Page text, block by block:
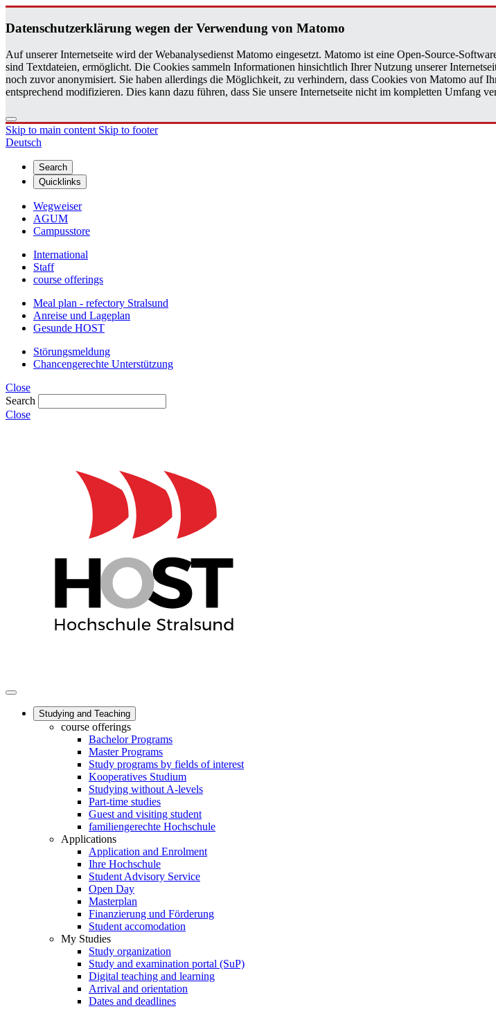
Daten­schutzerklärung wegen der Ver­wen­dung von Matomo
Auf unserer Internetseite wird der Webanalysedienst Matomo eingesetzt. Matomo ist eine Open-Source-
sind Textdateien, ermöglicht. Die Cookies sammeln Informationen hinsichtlich Ihrer Nutzung unserer
noch zuvor anonymisiert. Sie haben allerdings die Möglichkeit, zu verhindern, dass Cookies von Matomo auf
entsprechend modifizieren. Dies kann dazu führen, dass Sie unsere Internetseite nicht im kompletten Umfang
Skip to main content Skip to footer
Deutsch
Search
Quicklinks
Wegweiser
AGUM
Campusstore
International
Staff
course offerings
Meal plan - refectory Stralsund
Anreise und Lageplan
Gesunde HOST
Störungsmeldung
Chancengerechte Unterstützung
Close
Search
Close
Studying and Teaching
course offerings
Bachelor Programs
Master Programs
Study programs by fields of interest
Kooperatives Studium
Studying without A-levels
Part-time studies
Guest and visiting student
familiengerechte Hochschule
Applications
Application and Enrolment
Ihre Hochschule
Student Advisory Service
Open Day
Masterplan
Finanzierung und Förderung
Student accomodation
My Studies
Study organization
Study and examination portal (SuP)
Digital teaching and learning
Arrival and orientation
Dates and deadlines